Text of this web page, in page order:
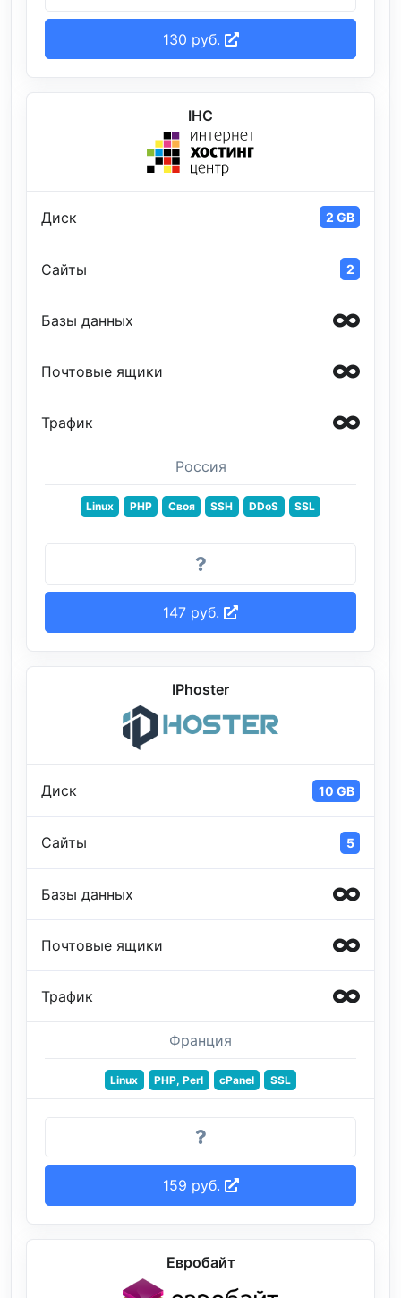
130 руб.
IHC
Диск 2 GB
Сайты 2
Базы данных
Почтовые ящики
Трафик
Россия
Linux PHP Своя SSH DDoS SSL
147 руб.
IPhoster
Диск 10 GB
Сайты 5
Базы данных
Почтовые ящики
Трафик
Франция
Linux PHP, Perl cPanel SSL
159 руб.
Евробайт